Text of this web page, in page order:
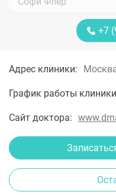
+7
Адрес клиники:
График работы
Сайт доктора: